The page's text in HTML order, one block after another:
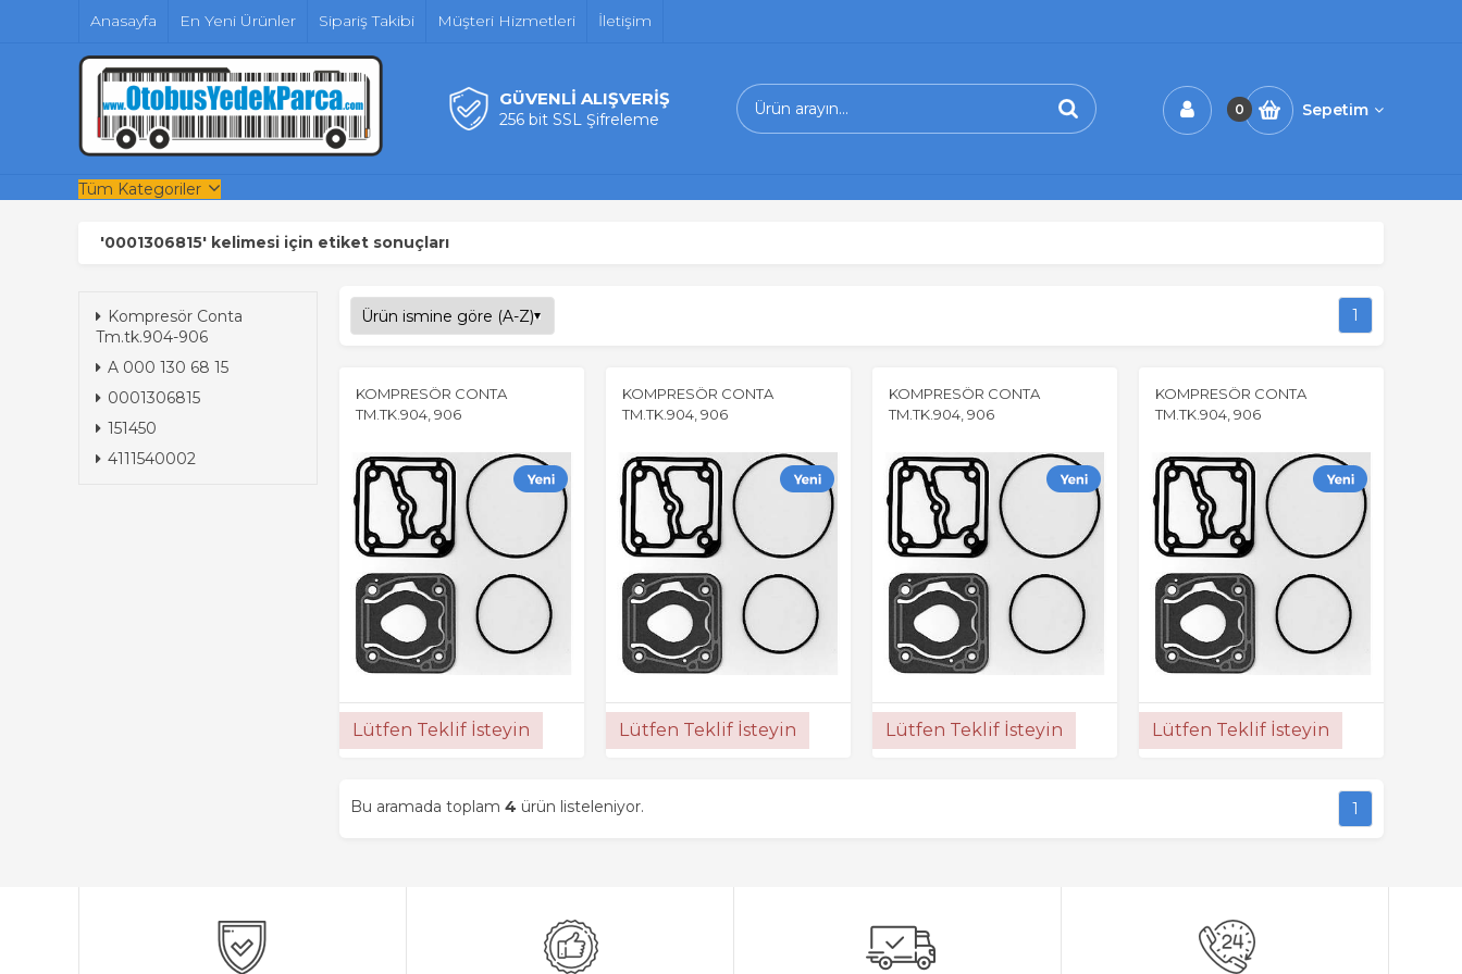
Anasayfa En Yeni Ürünler Sipariş Takibi Müşteri Hizmetleri İletişim
GÜVENLİ ALIŞVERİŞ
256 bit SSL Şifreleme
0 Sepetim
Tüm Kategoriler
'0001306815' kelimesi için etiket sonuçları
Kompresör Conta
Tm.tk.904-906
A 000 130 68 15
0001306815
151450
4111540002
1
KOMPRESÖR CONTA
TM.TK.904, 906
Lütfen Teklif İsteyin
KOMPRESÖR CONTA
TM.TK.904, 906
Lütfen Teklif İsteyin
KOMPRESÖR CONTA
TM.TK.904, 906
Lütfen Teklif İsteyin
KOMPRESÖR CONTA
TM.TK.904, 906
Lütfen Teklif İsteyin
Bu aramada toplam 4 ürün listeleniyor. 1